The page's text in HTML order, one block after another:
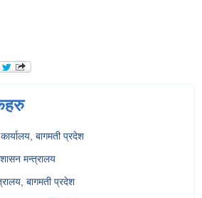
बागमती प्रदेश
मन्त्रालय
बागमती प्रदेश